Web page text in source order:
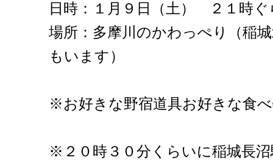
日時：１月９日（土） ２１時ぐ
場所：多摩川のかわっぺり（稲
もいます）
※お好きな野宿道具お好きな食
※２０時３０分くらいに稲城長